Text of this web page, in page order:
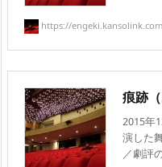
https://
痕跡
2015年
演した
／劇評